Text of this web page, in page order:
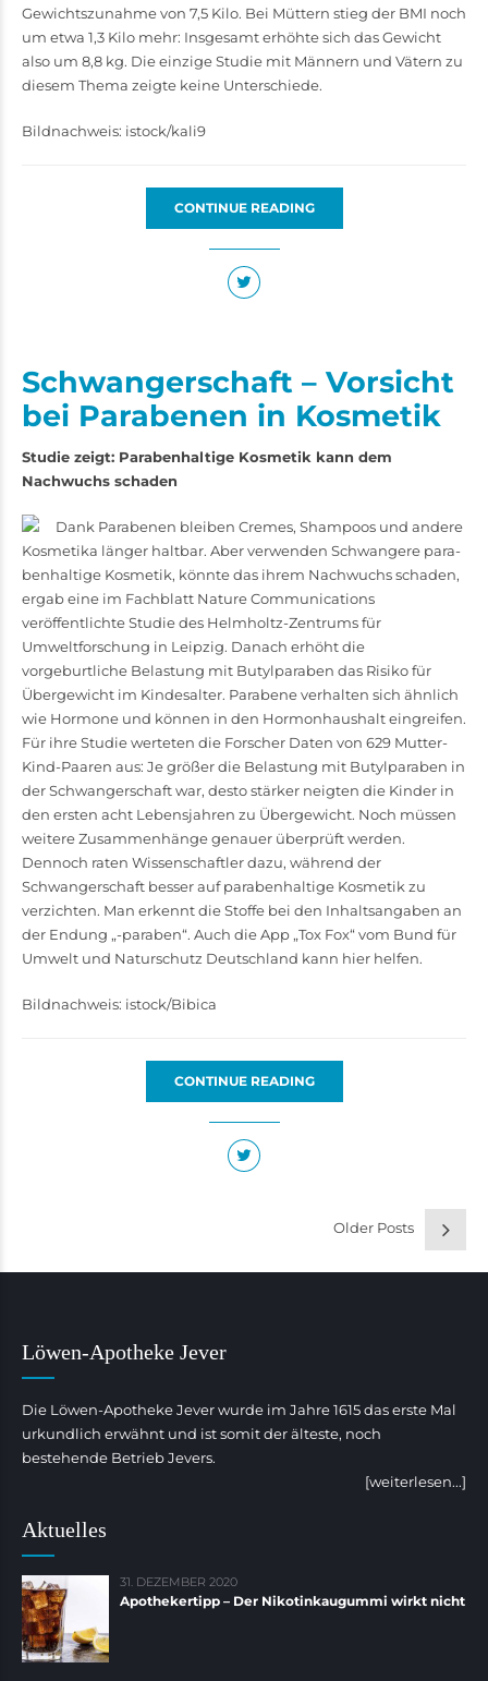
Gewichtszunahme von 7,5 Kilo. Bei Müttern stieg der BMI noch
um etwa 1,3 Kilo mehr: Insgesamt erhöhte sich das Gewicht
also um 8,8 kg. Die einzige Studie mit Männern und Vätern zu
diesem Thema zeigte keine Unterschiede.
Bildnachweis: istock/kali9
CONTINUE READING
Schwangerschaft – Vorsicht
bei Parabenen in Kosmetik
Studie zeigt: Parabenhaltige Kosmetik kann dem
Nachwuchs schaden
Dank Parabenen bleiben Cremes, Shampoos und andere
Kosmetika länger haltbar. Aber verwenden Schwangere para­
benhaltige Kosmetik, könnte das ihrem Nachwuchs schaden,
ergab eine im Fachblatt Nature Communications
veröffentlichte Studie des Helmholtz-Zentrums für
Umweltforschung in Leipzig. Danach erhöht die
vorgeburtliche Belastung mit Butylparaben das Risiko für
Übergewicht im Kindesalter. Parabene verhalten sich ähnlich
wie Hormone und können in den Hormonhaushalt eingreifen.
Für ihre Studie werteten die Forscher Daten von 629 Mutter-
Kind-Paaren aus: Je größer die Belastung mit Butylparaben in
der Schwangerschaft war, desto stärker neigten die Kinder in
den ersten acht Lebensjahren zu Übergewicht. Noch müssen
weitere Zusammen­hänge genauer überprüft werden.
Dennoch raten Wissenschaftler dazu, während der
Schwangerschaft besser auf parabenhaltige Kosmetik zu
verzichten. Man erkennt die Stoffe bei den Inhaltsangaben an
der Endung „-paraben“. Auch die App „Tox Fox“ vom Bund für
Umwelt und Naturschutz Deutschland kann hier helfen.
Bildnachweis: istock/Bibica
CONTINUE READING
Older Posts
Löwen-Apotheke Jever
Die Löwen-Apotheke Jever wurde im Jahre 1615 das erste Mal
urkundlich erwähnt und ist somit der älteste, noch
bestehende Betrieb Jevers.
[weiterlesen...]
Aktuelles
31. DEZEMBER 2020
Apothekertipp – Der Nikotinkaugummi wirkt nicht